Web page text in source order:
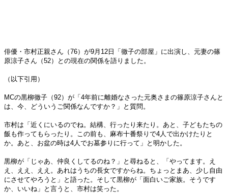
俳優・市村正親さん（76）が9月12日「徹子の部屋」に出演し、元妻の篠
原涼子さん（52）との現在の関係を語りました。
（以下引用）
MCの黒柳徹子（92）が「4年前に離婚なさった元奥さまの篠原涼子さんと
は、今、どういうご関係なんですか？」と質問。
市村は「近くにいるのでね。結構、行ったり来たり。あと、子どもたちの
飯も作ってもらったり。この前も、麻布十番祭りで4人で出かけたりと
か。あと、お盆の時は4人でお墓参りに行って」と明かした。
黒柳が「じゃあ、仲良くしてるのね？」と尋ねると、「やってます。え
え、ええ、ええ。あれはうちの長女ですからね。ちょっとまあ、少し自由
にさせてやろうと」と語った。そして黒柳が「面白いご家族。そうです
か、いいね」と言うと、市村は笑った。